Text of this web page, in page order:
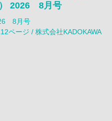
2026 8月号
8月号
ページ / 株式会社KADOKAWA